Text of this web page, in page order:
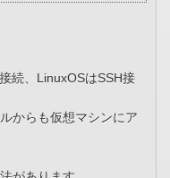
続、LinuxOSはSSH接
からも仮想マシンにア